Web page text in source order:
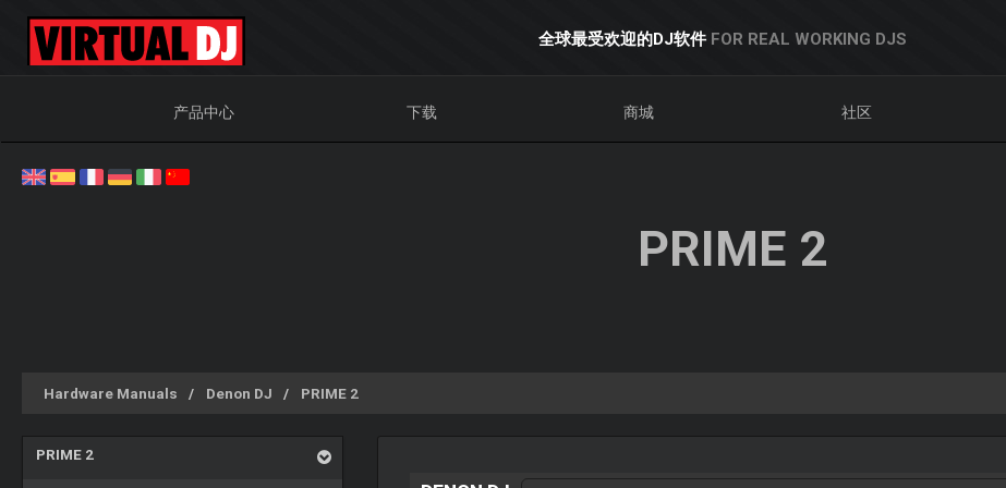
全球最受欢迎的DJ软件 FOR REAL WORKING DJS
产品中心 下载 商城 社区
PRIME 2
Hardware Manuals Denon DJ PRIME 2
PRIME 2